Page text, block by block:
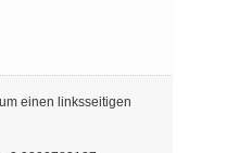
einen linksseitigen